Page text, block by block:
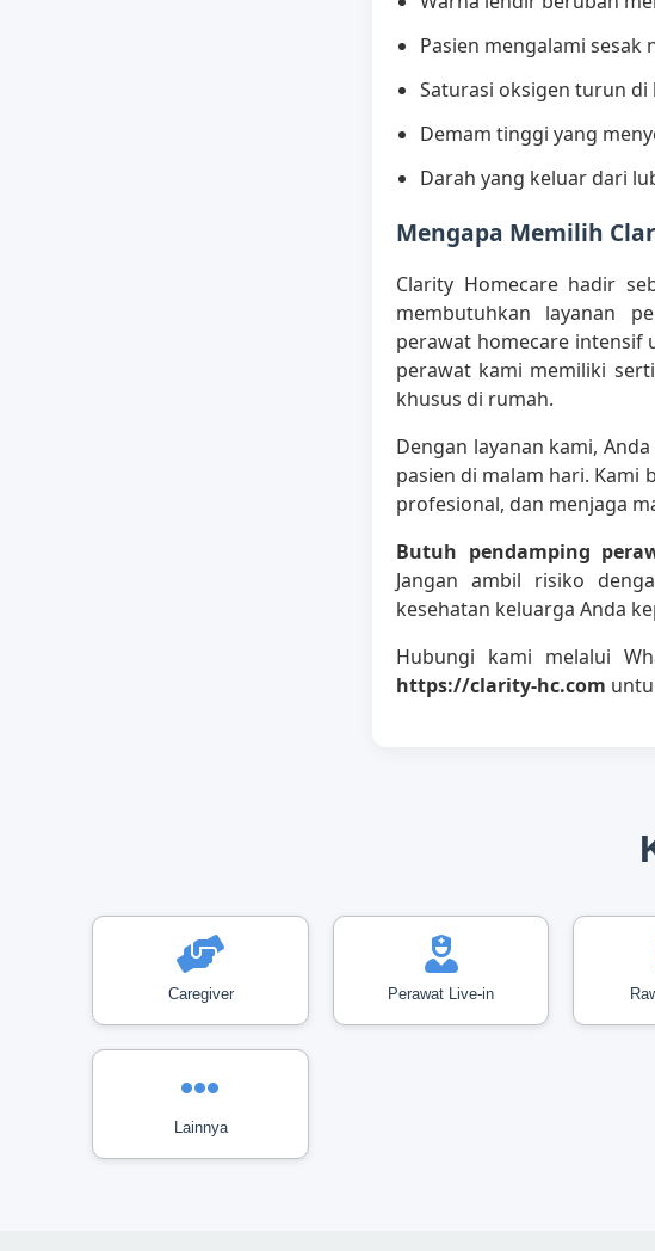
Pasien mengalami sesak
Saturasi oksigen turun di
Demam tinggi yang
Darah yang keluar dari
Mengapa Memilih
Clarity Homecare hadir
membutuhkan layanan
perawat homecare intensif
perawat kami memiliki
khusus di rumah.
Dengan layanan kami,
pasien di malam hari.
profesional, dan menjaga
Butuh pendamping
Jangan ambil risiko
kesehatan keluarga Anda
Hubungi kami melalui
https://clarity-hc.com
Caregiver Perawat Live-in
Lainnya